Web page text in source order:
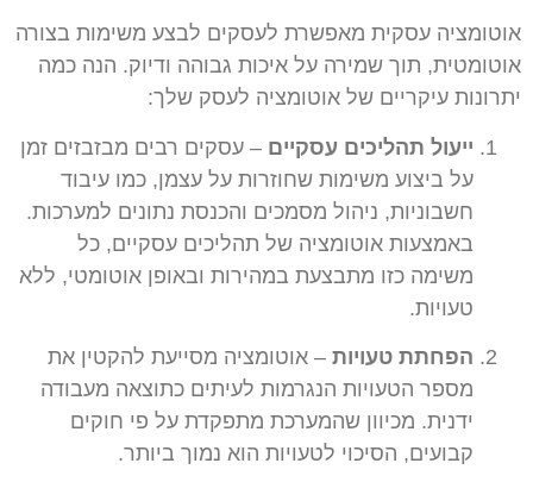
אוטומציה עסקית מאפשרת לעסקים לבצע משימות בצורה
אוטומטית, תוך שמירה על איכות גבוהה ודיוק. הנה כמה
יתרונות עיקריים של אוטומציה לעסק שלך:
ייעול תהליכים עסקיים – עסקים רבים מבזבזים זמן
על ביצוע משימות שחוזרות על עצמן, כמו עיבוד
חשבוניות, ניהול מסמכים והכנסת נתונים למערכות.
באמצעות אוטומציה של תהליכים עסקיים, כל
משימה כזו מתבצעת במהירות ובאופן אוטומטי, ללא
טעויות.
הפחתת טעויות – אוטומציה מסייעת להקטין את
מספר הטעויות הנגרמות לעיתים כתוצאה מעבודה
ידנית. מכיוון שהמערכת מתפקדת על פי חוקים
קבועים, הסיכוי לטעויות הוא נמוך ביותר.